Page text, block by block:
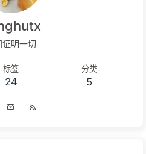
证明一切
标签
24
分类
5